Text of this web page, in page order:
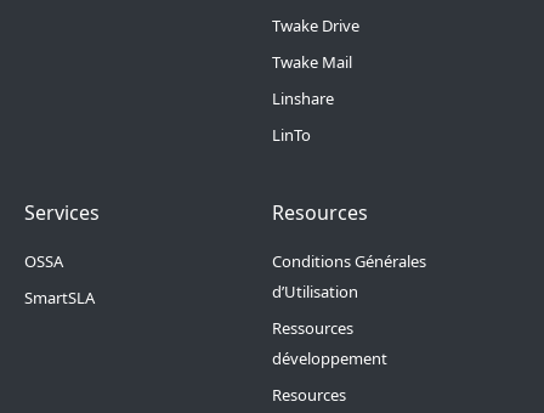
Twake Drive
Twake Mail
Linshare
LinTo
Footer Menu 2
Services
OSSA
SmartSLA
Footer Menu 3
Resources
Conditions Générales
d’Utilisation
Ressources
développement
Resources